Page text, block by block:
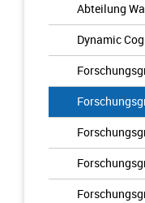
Abteilung
Dynamic